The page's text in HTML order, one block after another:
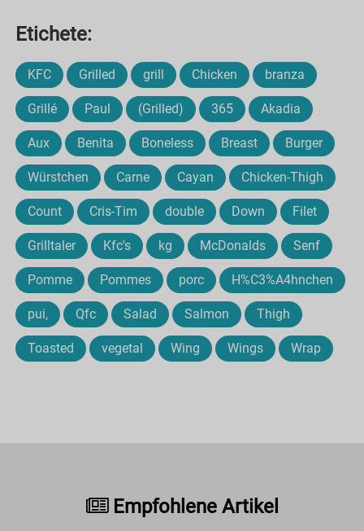
Etichete:
KFC Grilled grill Chicken branza
Grillé Paul (Grilled) 365 Akadia
Aux Benita Boneless Breast Burger
Würstchen Carne Cayan Chicken-Thigh
Count Cris-Tim double Down Filet
Grilltaler Kfc's kg McDonalds Senf
Pomme Pommes porc H%C3%A4hnchen
pui, Qfc Salad Salmon Thigh
Toasted vegetal Wing Wings Wrap
Empfohlene Artikel